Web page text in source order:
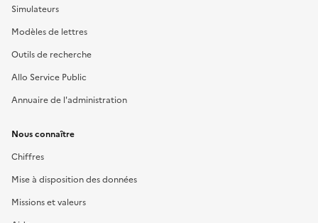
Simulateurs
Modèles de lettres
Outils de recherche
Allo Service Public
Annuaire de l'administration
Nous connaître
Chiffres
Mise à disposition des données
Missions et valeurs